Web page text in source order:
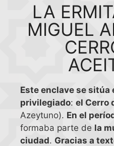
LA
MIGUEL
Este enclave se sitúa
privilegiado: el Cerro
Azeytuno). En el
formaba parte de la
ciudad. Gracias a